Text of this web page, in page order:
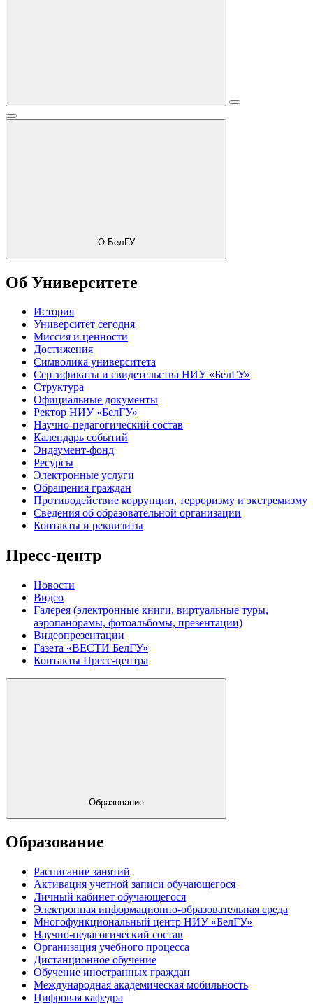
О БелГУ
Об Университете
История
Университет сегодня
Миссия и ценности
Достижения
Символика университета
Сертификаты и свидетельства НИУ «БелГУ»
Структура
Официальные документы
Ректор НИУ «БелГУ»
Научно-педагогический состав
Календарь событий
Эндаумент-фонд
Ресурсы
Электронные услуги
Обращения граждан
Противодействие коррупции, терроризму и экстремизму
Сведения об образовательной организации
Контакты и реквизиты
Пресс-центр
Новости
Видео
Галерея (электронные книги, виртуальные туры,
аэропанорамы, фотоальбомы, презентации)
Видеопрезентации
Газета «ВЕСТИ БелГУ»
Контакты Пресс-центра
Образование
Образование
Расписание занятий
Активация учетной записи обучающегося
Личный кабинет обучающегося
Электронная информационно-образовательная среда
Многофункциональный центр НИУ «БелГУ»
Научно-педагогический состав
Организация учебного процесса
Дистанционное обучение
Обучение иностранных граждан
Международная академическая мобильность
Цифровая кафедра